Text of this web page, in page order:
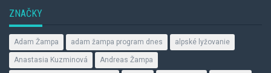
ZNAČKY
Adam Žampa adam žampa program dnes alpské lyžovanie
Anastasia Kuzminová Andreas Žampa